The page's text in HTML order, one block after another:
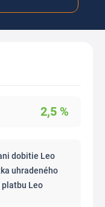
2,5 %
dobitie Leo
uhradeného
platbu Leo